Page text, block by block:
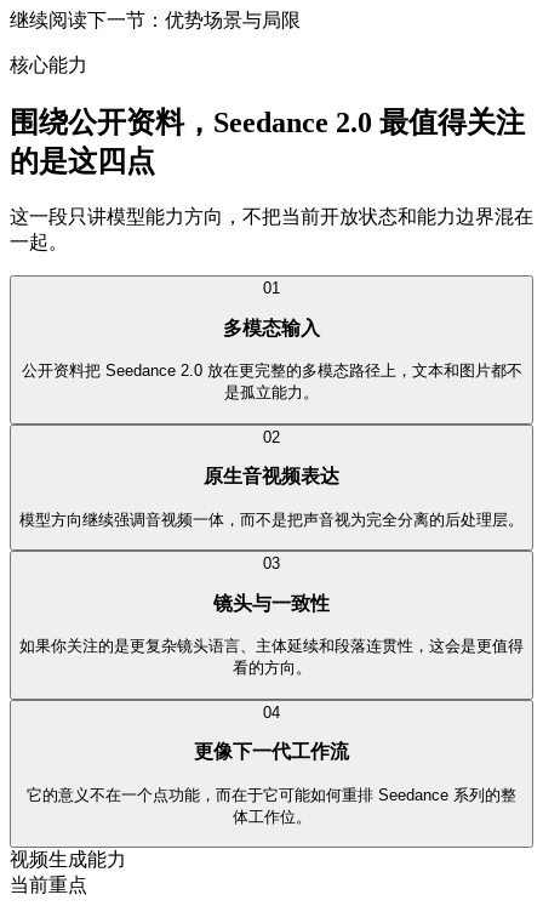
继续阅读下一节：优势场景与局限
核心能力
围绕公开资料，Seedance 2.0 最值得关注
的是这四点
这一段只讲模型能力方向，不把当前开放状态和能力边界混在
一起。
01
多模态输入
公开资料把 Seedance 2.0 放在更完整的多模态路径上，文本和图片都不
是孤立能力。
02
原生音视频表达
模型方向继续强调音视频一体，而不是把声音视为完全分离的后处理层。
03
镜头与一致性
如果你关注的是更复杂镜头语言、主体延续和段落连贯性，这会是更值得
看的方向。
04
更像下一代工作流
它的意义不在一个点功能，而在于它可能如何重排 Seedance 系列的整
体工作位。
视频生成能力
当前重点